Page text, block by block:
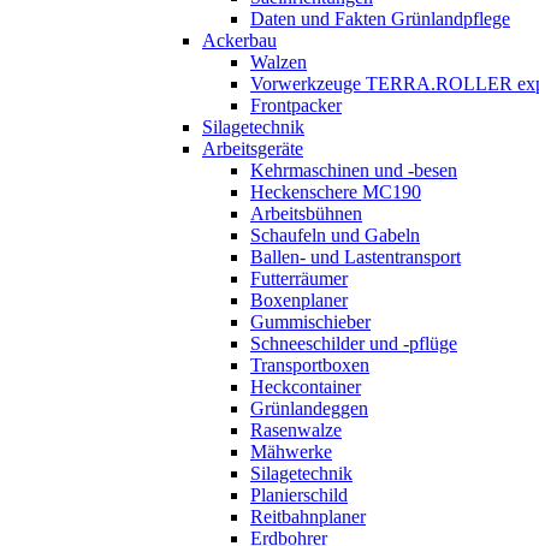
Daten und Fakten Grünlandpflege
Ackerbau
Walzen
Vorwerkzeuge TERRA.ROLLER
Frontpacker
Silagetechnik
Arbeitsgeräte
Kehrmaschinen und -besen
Heckenschere MC190
Arbeitsbühnen
Schaufeln und Gabeln
Ballen- und Lastentransport
Futterräumer
Boxenplaner
Gummischieber
Schneeschilder und -pflüge
Transportboxen
Heckcontainer
Grünlandeggen
Rasenwalze
Mähwerke
Silagetechnik
Planierschild
Reitbahnplaner
Erdbohrer